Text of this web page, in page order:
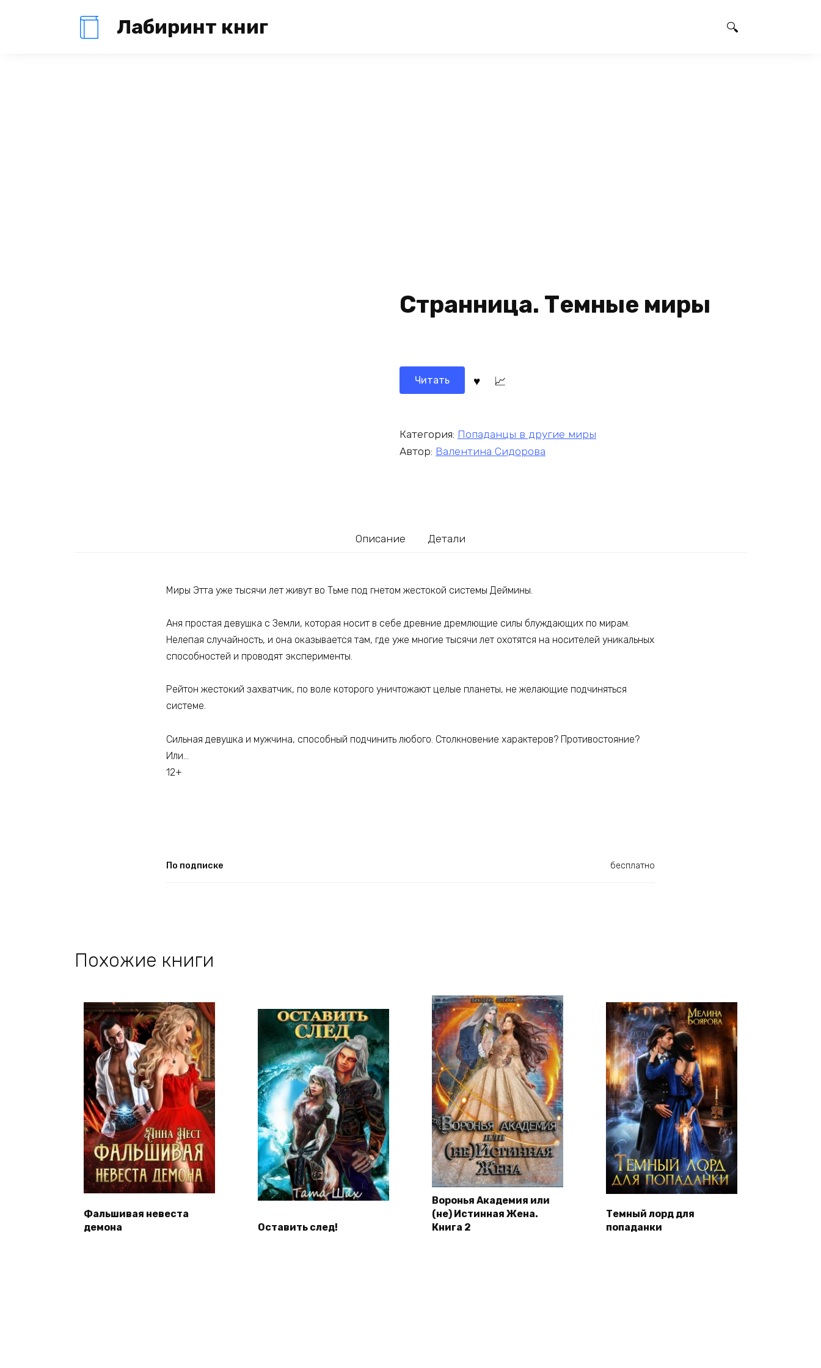
Лабиринт книг
Странница. Темные миры
Читать
Категория: Попаданцы в другие миры
Автор: Валентина Сидорова
Описание Детали
Миры Этта уже тысячи лет живут во Тьме под гнетом жестокой системы Деймины.
Аня простая девушка с Земли, которая носит в себе древние дремлющие силы блуждающих по мирам.
Нелепая случайность, и она оказывается там, где уже многие тысячи лет охотятся на носителей уникальных
способностей и проводят эксперименты.
Рейтон жестокий захватчик, по воле которого уничтожают целые планеты, не желающие подчиняться
системе.
Сильная девушка и мужчина, способный подчинить любого. Столкновение характеров? Противостояние?
Или…
12+
По подписке бесплатно
Похожие книги
Фальшивая невеста
демона
Оставить след!
Воронья Академия или
(не) Истинная Жена.
Книга 2
Темный лорд для
попаданки